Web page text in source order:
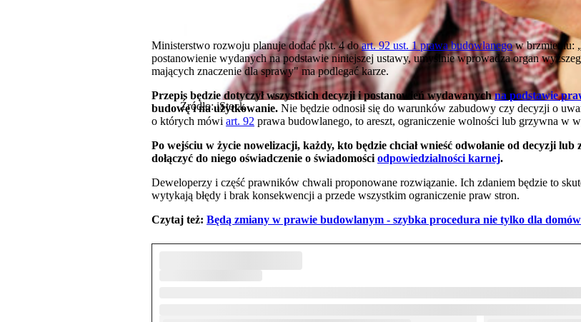
Źródło: iStock
Ministerstwo rozwoju planuje dodać pkt. 4 doart. 92 ust. 1 prawa budowlanegow brzmieniu:
postanowienie wydanych na podstawie niniejszej ustawy, umyślnie wprowadza organ
mających znaczenie dla sprawy" ma podlegać karze.
Przepis będzie dotyczył wszystkich decyzji i postanowień wydawanychna podstawie
budowę i na użytkowanie. Nie będzie odnosił się do warunków zabudowy czy decyzji o
o których mówi art. 92 prawa budowlanego, to areszt, ograniczenie wolności lub grzywna w
Po wejściu w życie nowelizacji, każdy, kto będzie chciał wnieść odwołanie od decyzji lub
dołączyć do niego oświadczenie o świadomościodpowiedzialności karnej.
Deweloperzy i część prawników chwali proponowane rozwiązanie. Ich zdaniem będzie to
wytykają błędy i brak konsekwencji a przede wszystkim ograniczenie praw stron.
Czytaj też: Będą zmiany w prawie budowlanym - szybka procedura nie tylko dla